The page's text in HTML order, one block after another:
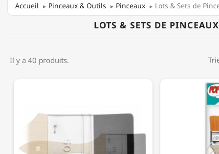
Accueil Pinceaux & Outils Pinceaux Lots & Sets de
LOTS & SETS DE PINCEAUX
Il y a 40 produits.